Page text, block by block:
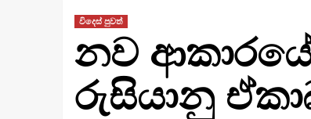
විදෙස් පුවත්
නව
රුසියානු